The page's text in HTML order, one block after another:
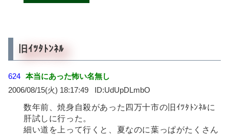
旧ｲﾂﾀﾄﾝﾈﾙ
624 本当にあった怖い名無し
2006/08/15(火) 18:17:49
UdUpDLmbO
数年前、焼身自殺があった四万十市の旧ｲﾂﾀﾄﾝﾈﾙに
肝試しに行った。
細い道を上って行くと、夏なのに葉っぱがたくさん